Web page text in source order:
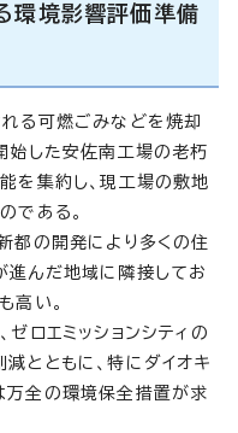
環境影響評価準備
る可燃ごみなどを焼却
始した安佐南工場の老朽
を集約し、現工場の敷地
である。
都の開発により多くの住
んだ地域に隣接してお
高い。
ロエミッションシティの
とともに、特にダイオキ
万全の環境保全措置が求